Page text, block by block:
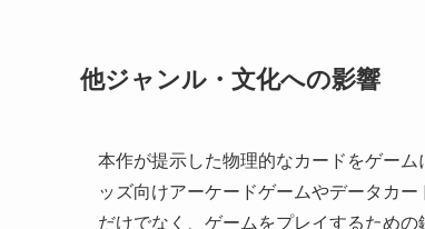
他ジャンル・文化への影響
本作が提示した物理的なカードをゲー
ッズ向けアーケードゲームやデータカ
だけでなく、ゲームをプレイするため